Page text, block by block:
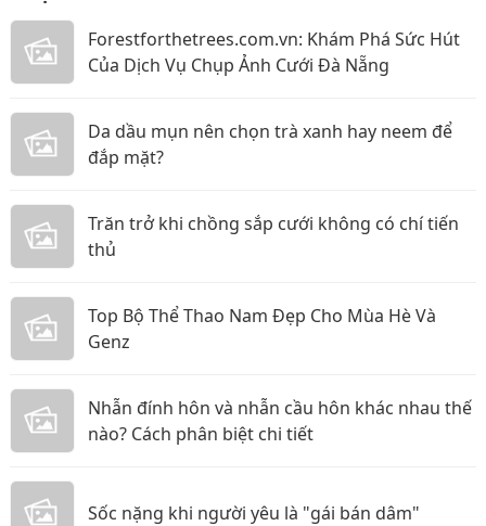
Forestforthetrees.com.vn: Khám Phá Sức Hút
Của Dịch Vụ Chụp Ảnh Cưới Đà Nẵng
Da dầu mụn nên chọn trà xanh hay neem để
đắp mặt?
Trăn trở khi chồng sắp cưới không có chí tiến
thủ
Top Bộ Thể Thao Nam Đẹp Cho Mùa Hè Và
Genz
Nhẫn đính hôn và nhẫn cầu hôn khác nhau thế
nào? Cách phân biệt chi tiết
Sốc nặng khi người yêu là "gái bán dâm"